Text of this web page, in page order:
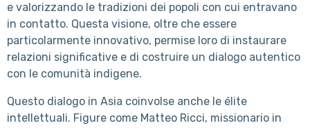
e valorizzando le tradizioni dei popoli con cui entravano
in contatto. Questa visione, oltre che essere
particolarmente innovativo, permise loro di instaurare
relazioni significative e di costruire un dialogo autentico
con le comunità indigene.
Questo dialogo in Asia coinvolse anche le élite
intellettuali. Figure come Matteo Ricci, missionario in